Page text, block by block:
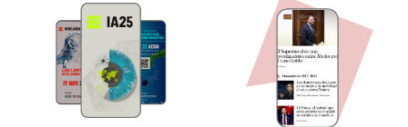
Quiénes somos
Especificaciones